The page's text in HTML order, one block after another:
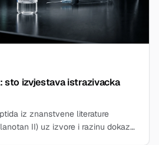
sto izvjestava istrazivacka
iz znanstvene literature
II) uz izvore i razinu dokaza.